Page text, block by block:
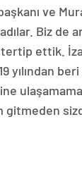
ve
Biz de
tertip ettik.
yılından
gitmeden